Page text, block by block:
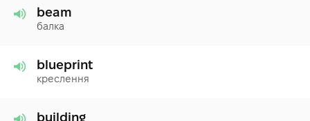
beam
балка
blueprint
креслення
building